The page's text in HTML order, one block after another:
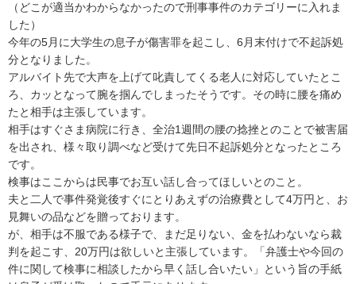
（どこが適当かわからなかったので刑事事件のカテゴリーに入れま
した）
今年の5月に大学生の息子が傷害罪を起こし、6月末付けで不起訴処
分となりました。
アルバイト先で大声を上げて叱責してくる老人に対応していたとこ
ろ、カッとなって腕を掴んでしまったそうです。その時に腰を痛め
たと相手は主張しています。
相手はすぐさま病院に行き、全治1週間の腰の捻挫とのことで被害届
を出され、様々取り調べなど受けて先日不起訴処分となったところ
です。
検事はここからは民事でお互い話し合ってほしいとのこと。
夫と二人で事件発覚後すぐにとりあえずの治療費として4万円と、お
見舞いの品などを贈っております。
が、相手は不服である様子で、まだ足りない、金を払わないなら裁
判を起こす、20万円は欲しいと主張しています。「弁護士や今回の
件に関して検事に相談したから早く話し合いたい」という旨の手紙